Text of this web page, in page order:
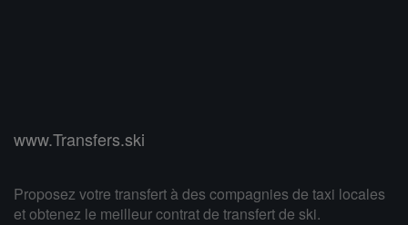
www.Transfers.ski
Proposez votre transfert à des compagnies de taxi locales
et obtenez le meilleur contrat de transfert de ski.